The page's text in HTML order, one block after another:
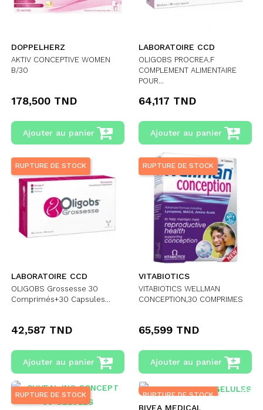
DOPPELHERZ
AKTIV CONCEPTIVE WOMEN
B/30
178,500 TND
Ajouter au panier
LABORATOIRE CCD
OLIGOBS PROCREA.F
COMPLEMENT ALIMENTAIRE
POUR...
64,117 TND
Ajouter au panier
RUPTURE DE STOCK
LABORATOIRE CCD
OLIGOBS Grossesse 30
Comprimés+30 Capsules...
42,587 TND
Ajouter au panier
RUPTURE DE STOCK
VITABIOTICS
VITABIOTICS WELLMAN
CONCEPTION,30 COMPRIMES
65,599 TND
Ajouter au panier
RUPTURE DE STOCK RUPTURE DE STOCK
BIVEA MEDICAL